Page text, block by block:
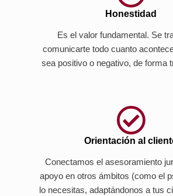
Honestidad
Es el valor fundamental. Se
comunicarte todo cuanto
sea positivo o negativo, de forma
Orientación al
Conectamos el asesoramiento
apoyo en otros ámbitos (como el
lo necesitas, adaptándonos a tus